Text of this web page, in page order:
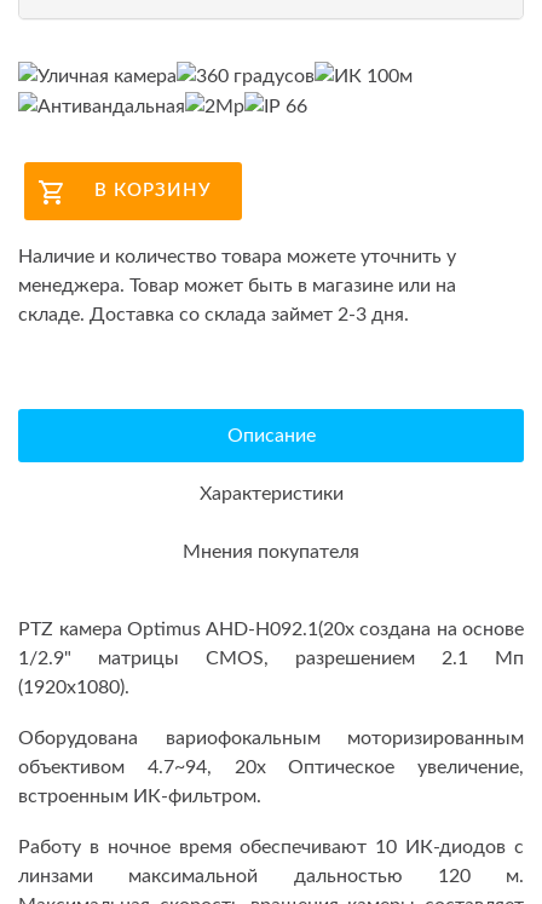
В КОРЗИНУ
Наличие и количество товара можете уточнить у
менеджера. Товар может быть в магазине или на
складе. Доставка со склада займет 2-3 дня.
Описание
Характеристики
Мнения покупателя
PTZ камера Optimus AHD-H092.1(20x создана на основе
1/2.9" матрицы CMOS, разрешением 2.1 Мп
(1920x1080).
Оборудована вариофокальным моторизированным
объективом 4.7~94, 20x Оптическое увеличение,
встроенным ИК-фильтром.
Работу в ночное время обеспечивают 10 ИК-диодов с
линзами максимальной дальностью 120 м.